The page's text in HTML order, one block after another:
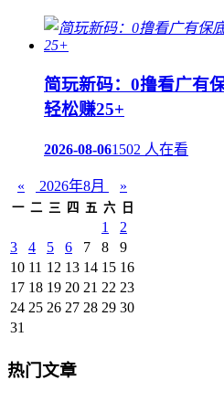
简玩新码：0撸看广有
轻松赚25+
2026-08-061502 人在看
« 2026年8月 »
一 二 三 四 五 六 日
1
2
3
4 5 6 7 8
9
10 11 12 13 14 15 16
17 18 19 20 21 22 23
24 25 26 27 28 29 30
31
热门文章